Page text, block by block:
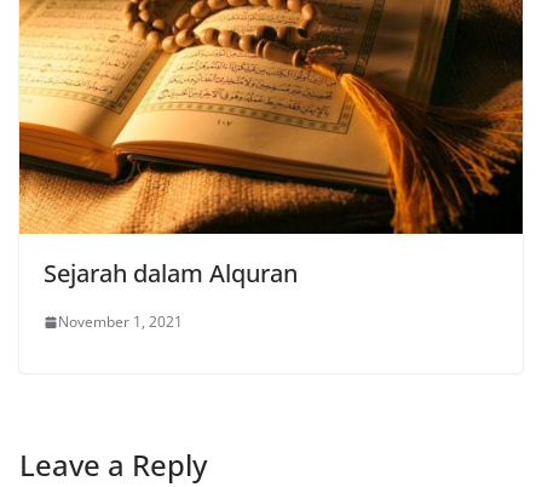
Sejarah dalam Alquran
November 1, 2021
Leave a Reply